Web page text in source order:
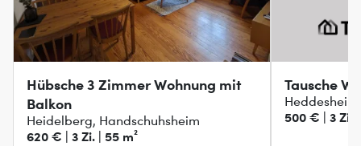
Hübsche 3 Zimmer Wohnung mit
Balkon
Heidelberg, Handschuhsheim
620 € | 3 Zi. | 55 m²
Tausche
Heddesheim
500 € | 3 Zi. |